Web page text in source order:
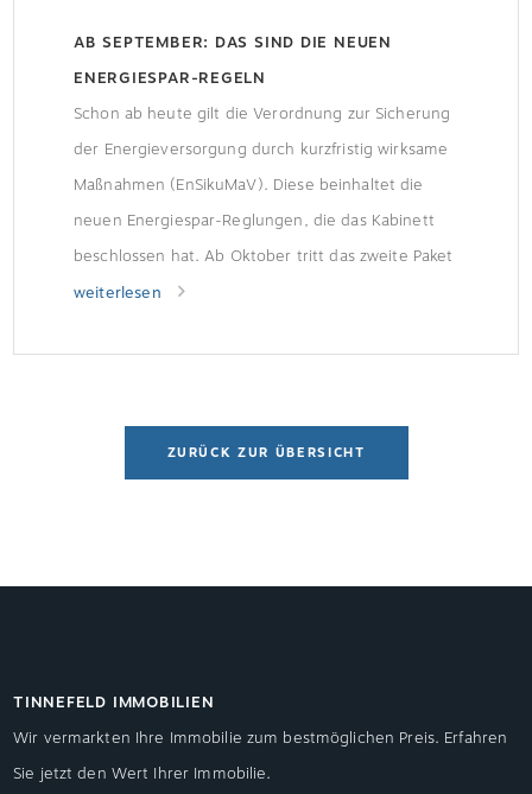
AB SEPTEMBER: DAS SIND DIE NEUEN
ENERGIESPAR-REGELN
Schon ab heute gilt die Verordnung zur Sicherung
der Energieversorgung durch kurzfristig wirksame
Maßnahmen (EnSikuMaV). Diese beinhaltet die
neuen Energiespar-Reglungen, die das Kabinett
beschlossen hat. Ab Oktober tritt das zweite Paket
in Kraft.
weiterlesen
ZURÜCK ZUR ÜBERSICHT
TINNEFELD IMMOBILIEN
Wir vermarkten Ihre Immobilie zum bestmöglichen Preis. Erfahren
Sie jetzt den Wert Ihrer Immobilie.